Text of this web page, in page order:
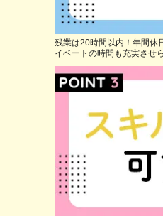
残業は20時間以内！年間休
イベートの時間も充実させ